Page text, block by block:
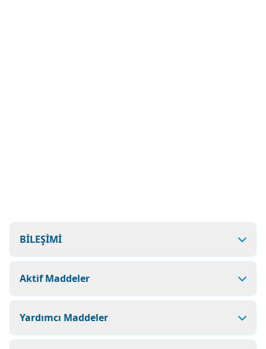
BİLEŞİMİ
Aktif Maddeler
Yardımcı Maddeler